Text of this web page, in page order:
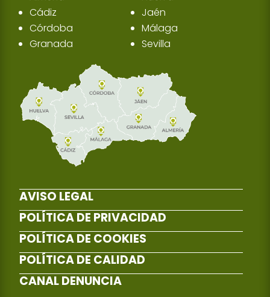
Cádiz
Córdoba
Granada
Jaén
Málaga
Sevilla
AVISO LEGAL
POLÍTICA DE PRIVACIDAD
POLÍTICA DE COOKIES
POLÍTICA DE CALIDAD
CANAL DENUNCIA